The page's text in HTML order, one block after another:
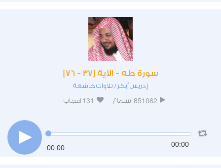
سورة طه - الآية [37 - 76]
إدريس أبكر / تلاوات خاشعة
851062 استماع 131 اعجاب
00:00 00:00